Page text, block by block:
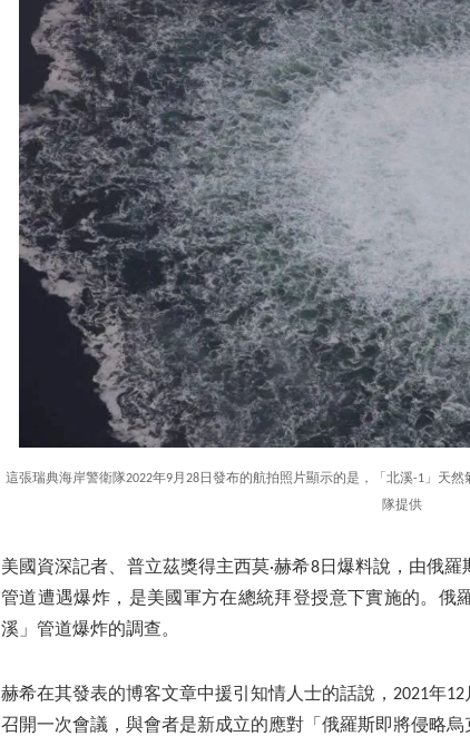
這張瑞典海岸警衛隊2022年9月28日發布的航拍照片顯示的是，「北溪-1」天
隊提供
美國資深記者、普立茲獎得主西莫·赫希8日爆料說，由俄
管道遭遇爆炸，是美國軍方在總統拜登授意下實施的。俄
溪」管道爆炸的調查。
赫希在其發表的博客文章中援引知情人士的話說，2021年
召開一次會議，與會者是新成立的應對「俄羅斯即將侵略